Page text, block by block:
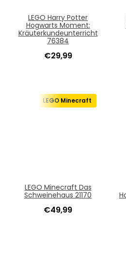
LEGO Harry Potter
Hogwarts Moment:
Kräuterkundeunterricht
76384
€29,99
LEGO Minecraft
LEGO Minecraft Das
Schweinehaus 21170
€49,99